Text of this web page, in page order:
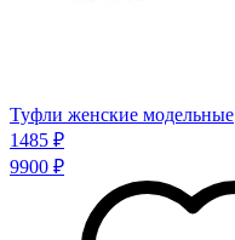
Туфли женские модельные
1485 ₽
9900 ₽